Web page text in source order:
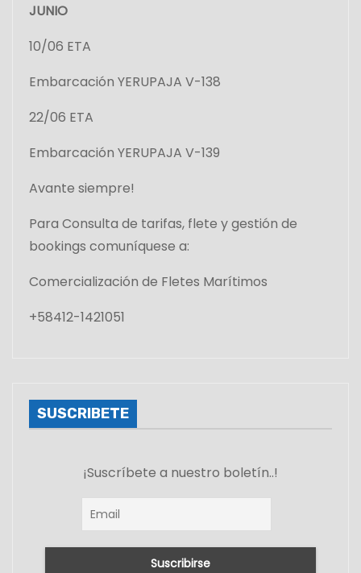
JUNIO
10/06 ETA
Embarcación YERUPAJA V-138
22/06 ETA
Embarcación YERUPAJA V-139
Avante siempre!
Para Consulta de tarifas, flete y gestión de
bookings comuníquese a:
Comercialización de Fletes Marítimos
+58412-1421051
SUSCRIBETE
¡Suscríbete a nuestro boletín..!